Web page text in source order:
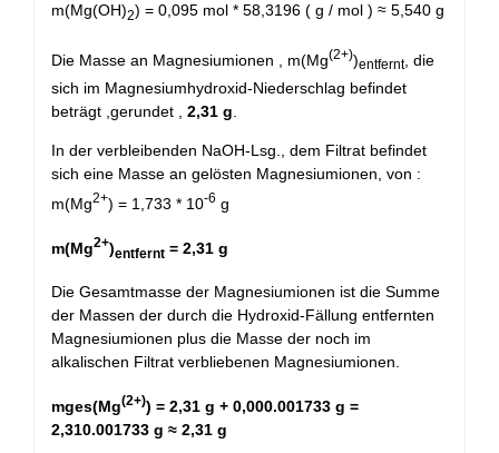
m(Mg(OH)2) = 0,095 mol * 58,3196 ( g / mol ) ≈ 5,540 g
Die Masse an Magnesiumionen , m(Mg(2+))entfernt, die
sich im Magnesiumhydroxid-Niederschlag befindet
beträgt ,gerundet , 2,31 g
In der verbleibenden NaOH-Lsg., dem Filtrat befindet
sich eine Masse an gelösten Magnesiumionen, von :
m(Mg2+) = 1,733 * 10-6 g
m(Mg2+)entfernt = 2,31 g
Die Gesamtmasse der Magnesiumionen ist die Summe
der Massen der durch die Hydroxid-Fällung entfernten
Magnesiumionen plus die Masse der noch im
alkalischen Filtrat verbliebenen Magnesiumionen.
mges(Mg(2+)) = 2,31 g + 0,000.001733 g =
2,310.001733 g ≈ 2,31 g